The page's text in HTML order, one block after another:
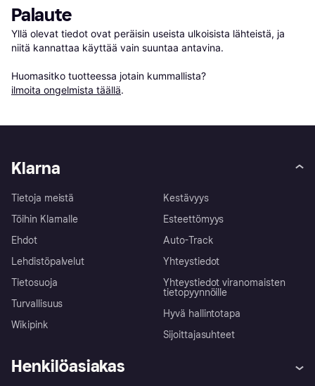
Palaute
Yllä olevat tiedot ovat peräisin useista ulkoisista lähteistä, ja
niitä kannattaa käyttää vain suuntaa antavina.
Huomasitko tuotteessa jotain kummallista?
ilmoita ongelmista täällä.
Klarna
Tietoja meistä
Töihin Klarnalle
Ehdot
Lehdistöpalvelut
Tietosuoja
Turvallisuus
Wikipink
Kestävyys
Esteettömyys
Auto-Track
Yhteystiedot
Yhteystiedot viranomaisten
tietopyynnöille
Hyvä hallintotapa
Sijoittajasuhteet
Henkilöasiakas